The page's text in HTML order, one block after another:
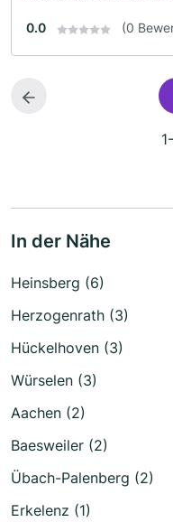
0.0 (0
In der Nähe
Heinsberg (6)
Herzogenrath (3)
Hückelhoven (3)
Würselen (3)
Aachen (2)
Baesweiler (2)
Übach-Palenberg (2)
Erkelenz (1)